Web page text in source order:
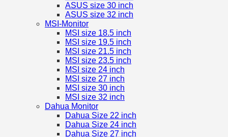
ASUS size 30 inch
ASUS size 32 inch
MSI-Monitor
MSI size 18.5 inch
MSI size 19.5 inch
MSI size 21.5 inch
MSI size 23.5 inch
MSI size 24 inch
MSI size 27 inch
MSI size 30 inch
MSI size 32 inch
Dahua Monitor
Dahua Size 22 inch
Dahua Size 24 inch
Dahua Size 27 inch